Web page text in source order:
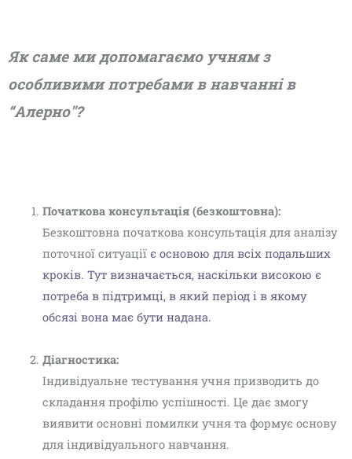
Як саме ми допомагаємо учням з
особливими потребами в навчанні в
“Алерно"?
Початкова консультація (безкоштовна):
Безкоштовна початкова консультація для аналізу
поточної ситуаціїє основою для всіх подальших
кроків. Тут визначається, наскільки високою є
потреба в підтримці, в який період і в якому
обсязі вона має бути надана.
Діагностика:
Індивідуальне тестування учня призводить до
складання профілю успішності. Це дає змогу
виявити основні помилки учня та формує основу
для індивідуального навчання.